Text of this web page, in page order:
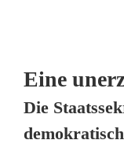
Eine
Die